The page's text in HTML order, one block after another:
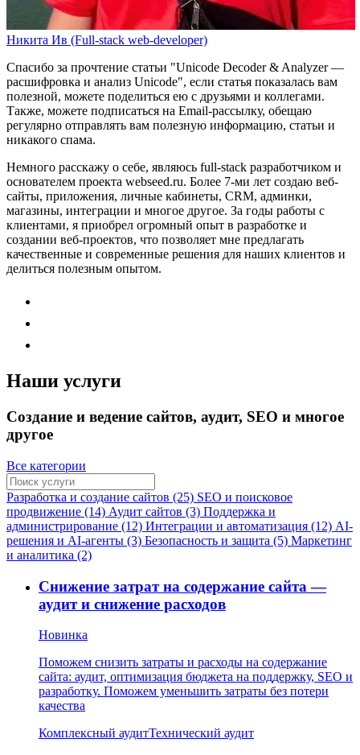
Никита Ив (Full-stack web-developer)
Спасибо за прочтение статьи "Unicode Decoder & Analyzer —
расшифровка и анализ Unicode", если статья показалась вам
полезной, можете поделиться ею с друзьями и коллегами.
Также, можете подписаться на Email-рассылку, обещаю
регулярно отправлять вам полезную информацию, статьи и
никакого спама.
Немного расскажу о себе, являюсь full-stack разработчиком и
основателем проекта webseed.ru. Более 7-ми лет создаю веб-
сайты, приложения, личные кабинеты, CRM, админки,
магазины, интеграции и многое другое. За годы работы с
клиентами, я приобрел огромный опыт в разработке и
создании веб-проектов, что позволяет мне предлагать
качественные и современные решения для наших клиентов и
делиться полезным опытом.
Наши услуги
Создание и ведение сайтов, аудит, SEO и многое
другое
Все категории
Разработка и создание сайтов (25) SEO и поисковое
продвижение (14) Аудит сайтов (3) Поддержка и
администрирование (12) Интеграции и автоматизация (12) AI-
решения и AI-агенты (3) Безопасность и защита (5) Маркетинг
и аналитика (2)
Снижение затрат на содержание сайта —
аудит и снижение расходов
Новинка
Поможем снизить затраты и расходы на содержание
сайта: аудит, оптимизация бюджета на поддержку, SEO и
разработку. Поможем уменьшить затраты без потери
качества
Комплексный аудитТехнический аудит